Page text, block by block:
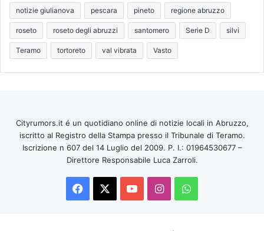
notizie giulianova pescara pineto regione abruzzo
roseto roseto degli abruzzi santomero Serie D silvi
Teramo tortoreto val vibrata Vasto
Cityrumors.it é un quotidiano online di notizie locali in Abruzzo,
iscritto al Registro della Stampa presso il Tribunale di Teramo.
Iscrizione n 607 del 14 Luglio del 2009. P. I.: 01964530677 –
Direttore Responsabile Luca Zarroli.
Facebook
You InstagramWhatsApp